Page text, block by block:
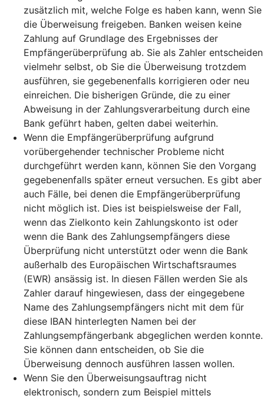
zusätzlich mit, welche Folge es haben kann, wenn Sie
die Überweisung freigeben. Banken weisen keine
Zahlung auf Grundlage des Ergebnisses der
Empfängerüberprüfung ab. Sie als Zahler entscheiden
vielmehr selbst, ob Sie die Überweisung trotzdem
ausführen, sie gegebenenfalls korrigieren oder neu
einreichen. Die bisherigen Gründe, die zu einer
Abweisung in der Zahlungsverarbeitung durch eine
Bank geführt haben, gelten dabei weiterhin.
Wenn die Empfängerüberprüfung aufgrund
vorübergehender technischer Probleme nicht
durchgeführt werden kann, können Sie den Vorgang
gegebenenfalls später erneut versuchen. Es gibt aber
auch Fälle, bei denen die Empfängerüberprüfung
nicht möglich ist. Dies ist beispielsweise der Fall,
wenn das Zielkonto kein Zahlungskonto ist oder
wenn die Bank des Zahlungsempfängers diese
Überprüfung nicht unterstützt oder wenn die Bank
außerhalb des Europäischen Wirtschaftsraumes
(EWR) ansässig ist. In diesen Fällen werden Sie als
Zahler darauf hingewiesen, dass der eingegebene
Name des Zahlungsempfängers nicht mit dem für
diese IBAN hinterlegten Namen bei der
Zahlungsempfängerbank abgeglichen werden konnte.
Sie können dann entscheiden, ob Sie die
Überweisung dennoch ausführen lassen wollen.
Wenn Sie den Überweisungsauftrag nicht
elektronisch, sondern zum Beispiel mittels